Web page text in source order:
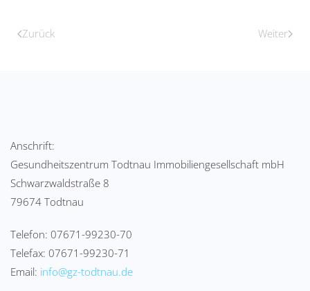
Zurück Weiter
Anschrift:
Gesundheitszentrum Todtnau Immobiliengesellschaft mbH
Schwarzwaldstraße 8
79674 Todtnau
Telefon: 07671-99230-70
Telefax: 07671-99230-71
Email: info@gz-todtnau.de